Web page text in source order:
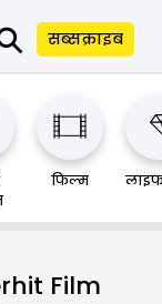
सब्सक्राइब
फिल्म
Film